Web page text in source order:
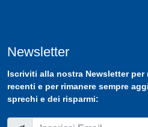
Newsletter
Iscriviti alla nostra Newsletterper
recenti e per rimanere sempre
sprechi e dei risparmi: